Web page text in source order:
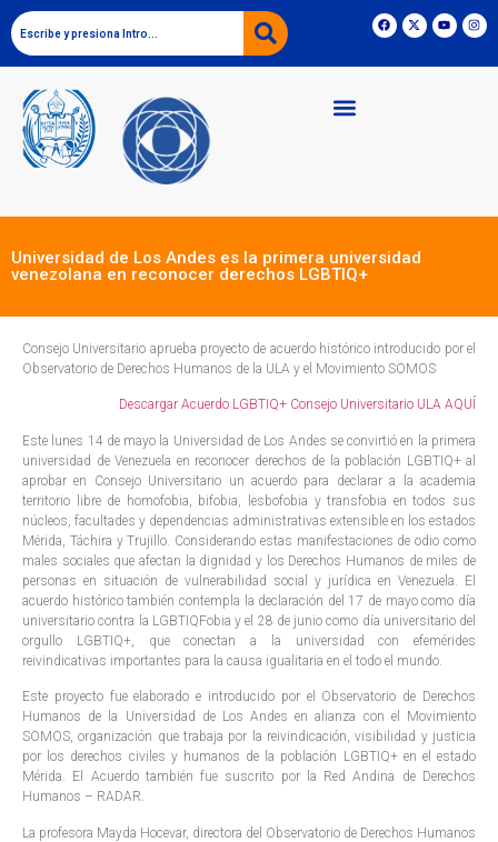
Universidad de Los Andes es la primera universidad
venezolana en reconocer derechos LGBTIQ+
Consejo Universitario aprueba proyecto de acuerdo histórico introducido por el
Observatorio de Derechos Humanos de la ULA y el Movimiento SOMOS
Descargar Acuerdo LGBTIQ+ Consejo Universitario ULA AQUÍ
Este lunes 14 de mayo la Universidad de Los Andes se convirtió en la primera
universidad de Venezuela en reconocer derechos de la población LGBTIQ+ al
aprobar en Consejo Universitario un acuerdo para declarar a la academia
territorio libre de homofobia, bifobia, lesbofobia y transfobia en todos sus
núcleos, facultades y dependencias administrativas extensible en los estados
Mérida, Táchira y Trujillo. Considerando estas manifestaciones de odio como
males sociales que afectan la dignidad y los Derechos Humanos de miles de
personas en situación de vulnerabilidad social y jurídica en Venezuela. El
acuerdo histórico también contempla la declaración del 17 de mayo como día
universitario contra la LGBTIQFobia y el 28 de junio como día universitario del
orgullo LGBTIQ+, que conectan a la universidad con efemérides
reivindicativas importantes para la causa igualitaria en el todo el mundo.
Este proyecto fue elaborado e introducido por el Observatorio de Derechos
Humanos de la Universidad de Los Andes en alianza con el Movimiento
SOMOS, organización que trabaja por la reivindicación, visibilidad y justicia
por los derechos civiles y humanos de la población LGBTIQ+ en el estado
Mérida. El Acuerdo también fue suscrito por la Red Andina de Derechos
Humanos – RADAR.
La profesora Mayda Hocevar, directora del Observatorio de Derechos Humanos